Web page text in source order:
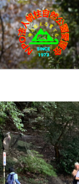
コ
ン
テ
ン
ツ
キ
ッ
プ